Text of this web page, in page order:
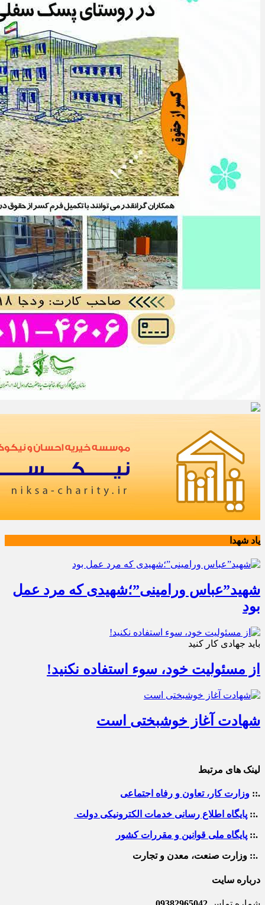
یاد شهدا
شهید”عباس ورامینی”؛شهیدی که مرد عمل
بود
باید جهادی کار کنید
از مسئولیت خود، سوء استفاده نکنید!
شهادت آغاز خوشبختی است
لینک های مرتبط
.:: وزارت کار، تعاون و رفاه اجتماعی
.:: پایگاه اطلاع رسانی خدمات الکترونیکی دولت
.:: پایگاه ملی قوانین و مقررات کشور
.:: وزارت صنعت، معدن و تجارت
درباره سایت